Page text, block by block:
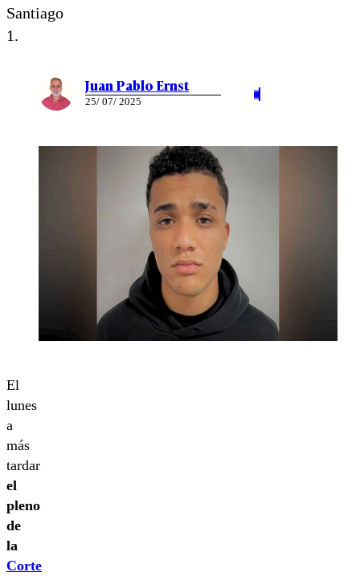
Santiago
1.
Juan Pablo Ernst
25/ 07/ 2025
El
lunes
a
más
tardar
el
pleno
de
la
Corte